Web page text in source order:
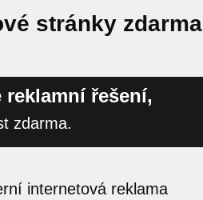
stránky zdarma
řešení,
zdarma.
internetová reklama